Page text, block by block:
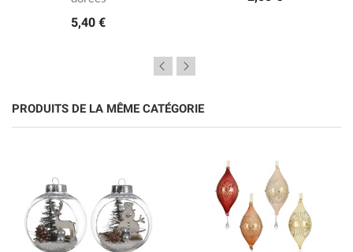
5,40 €
PRODUITS DE LA MÊME CATÉGORIE